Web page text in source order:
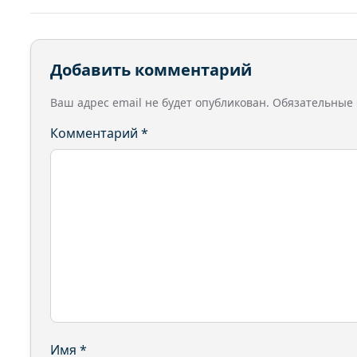
Добавить комментарий
Ваш адрес email не будет опубликован.
Комментарий *
Имя *